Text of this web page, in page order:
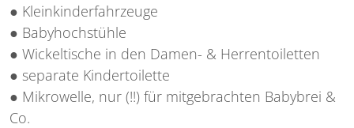
● Kleinkinderfahrzeuge
● Babyhochstühle
● Wickeltische in den Damen- & Herrentoiletten
● separate Kindertoilette
● Mikrowelle, nur (!!) für mitgebrachten Babybrei &
Co.